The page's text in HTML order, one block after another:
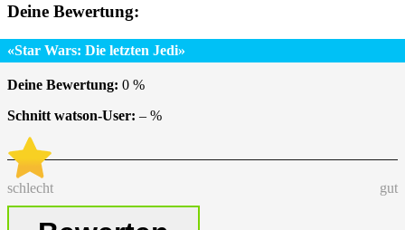
Deine Bewertung:
«Star Wars: Die letzten Jedi»
Deine Bewertung: 0 %
Schnitt watson-User: – %
schlecht gut